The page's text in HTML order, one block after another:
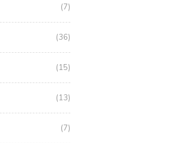
(7)
(36)
(15)
(13)
(7)